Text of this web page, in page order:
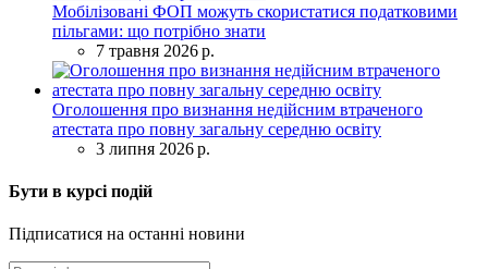
Мобілізовані ФОП можуть скористатися податковими
пільгами: що потрібно знати
7 травня 2026 р.
Оголошення про визнання недійсним втраченого
атестата про повну загальну середню освіту
3 липня 2026 р.
Бути в курсі подій
Підписатися на останні новини